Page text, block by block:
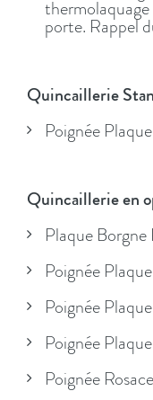
thermolaquage
porte. Rappel
Quincaillerie
Poignée
Quincaillerie en
Plaque
Poignée
Poignée
Poignée
Poignée